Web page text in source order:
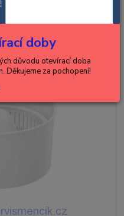
citrusů
doby
důvodu otevírací doba
Děkujeme za pochopení!